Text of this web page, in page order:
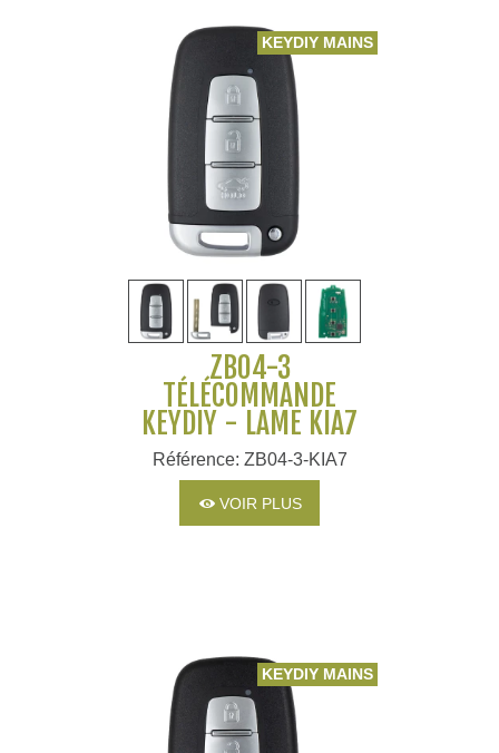
KEYDIY MAINS LIBRES
ZB04-3
TÉLÉCOMMANDE
KEYDIY - LAME KIA7
Référence: ZB04-3-KIA7
VOIR PLUS
KEYDIY MAINS LIBRES